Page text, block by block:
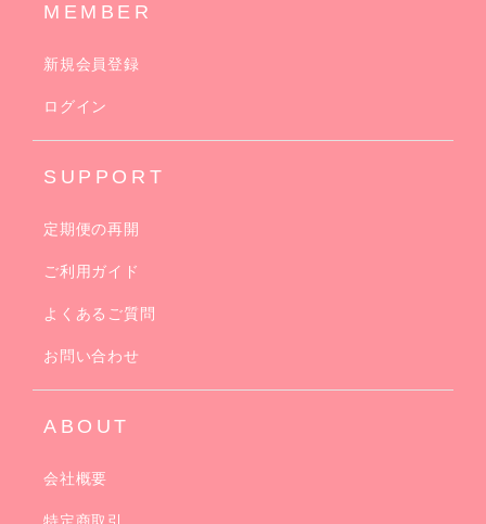
MEMBER
新規会員登録
ログイン
SUPPORT
定期便の再開
ご利用ガイド
よくあるご質問
お問い合わせ
ABOUT
会社概要